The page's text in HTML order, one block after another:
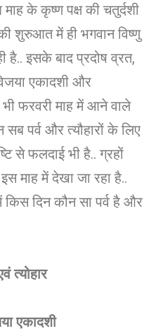
के कृष्ण पक्ष की चतुर्दशी
शुरुआत में ही भगवान विष्णु
है.. इसके बाद प्रदोष व्रत,
एकादशी और
भी फरवरी माह में आने वाले
सब पर्व और त्यौहारों के लिए
से फलदाई भी है.. ग्रहों
माह में देखा जा रहा है..
दिन कौन सा पर्व है और
त्योहार
एकादशी